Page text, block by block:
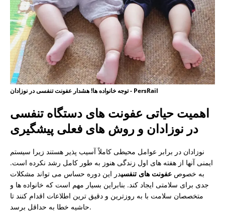
توجه خانواده ها! هشدار عفونت تنفسی در نوزادان - PersRail
اهمیت حیاتی عفونت های دستگاه تنفسی
در نوزادان و روش های فعلی پیشگیری
نوزادان در برابر عوامل محیطی کاملاً آسیب پذیر هستند زیرا سیستم
ایمنی آنها از هفته های اول زندگی هنوز به طور کامل رشد نکرده است.
به خصوص عفونت های تنفسیدر این دوره حساس می تواند مشکلات
جدی برای سلامتی ایجاد کند. بنابراین بسیار مهم است که خانواده ها و
متخصصان سلامت با به روزترین و دقیق ترین اطلاعات اقدام کنند تا
حاشیه خطا به حداقل برسد.